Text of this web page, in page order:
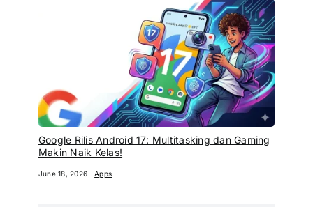
Google Rilis Android 17: Multitasking dan Gaming
Makin Naik Kelas!
June 18, 2026 Apps